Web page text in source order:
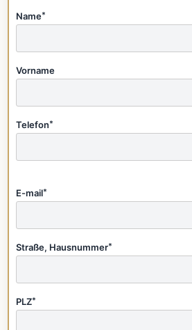
Name*
Vorname
Telefon*
E-mail*
Straße, Hausnummer*
PLZ*